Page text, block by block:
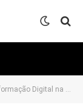
Digital na Educação"